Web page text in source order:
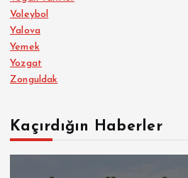
Voleybol
Yalova
Yemek
Yozgat
Zonguldak
Kaçırdığın Haberler